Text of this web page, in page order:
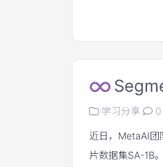
学习分享 0
近日，MetaAI团
片数据集SA-1B